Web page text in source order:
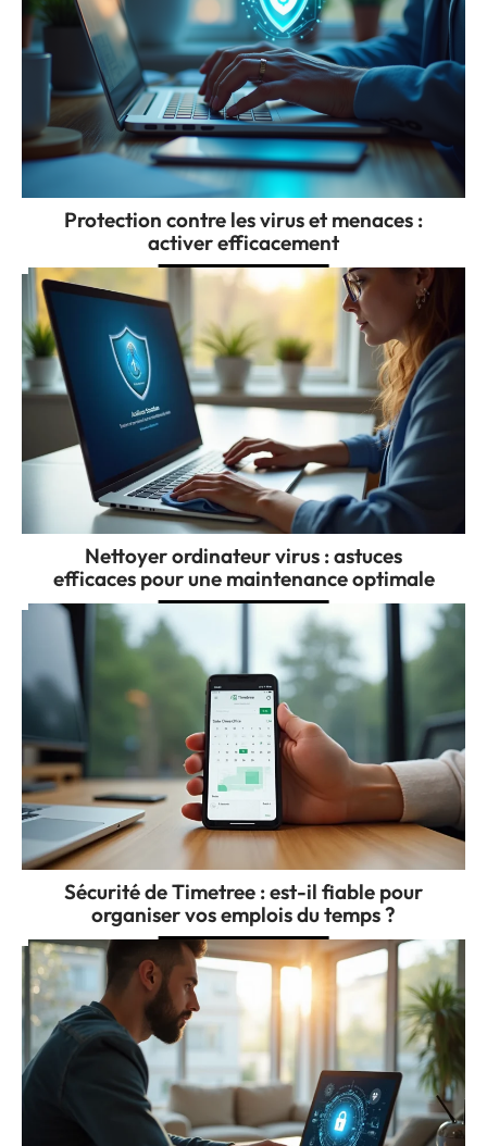
Protection contre les virus et menaces :
activer efficacement
Nettoyer ordinateur virus : astuces
efficaces pour une maintenance optimale
Sécurité de Timetree : est-il fiable pour
organiser vos emplois du temps ?